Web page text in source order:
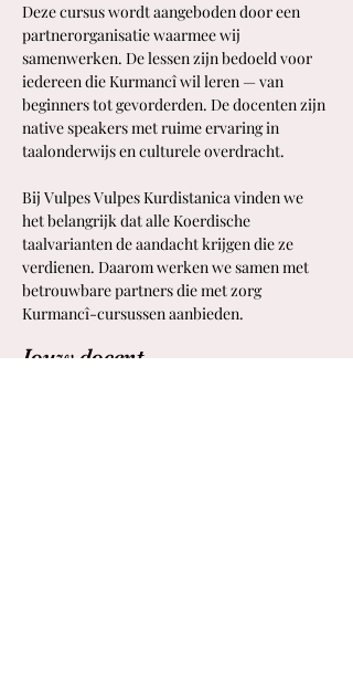
Deze cursus wordt aangeboden door een
partnerorganisatie waarmee wij
samenwerken. De lessen zijn bedoeld voor
iedereen die Kurmancî wil leren — van
beginners tot gevorderden. De docenten zijn
native speakers met ruime ervaring in
taalonderwijs en culturele overdracht.
Bij Vulpes Vulpes Kurdistanica vinden we
het belangrijk dat alle Koerdische
taalvarianten de aandacht krijgen die ze
verdienen. Daarom werken we samen met
betrouwbare partners die met zorg
Kurmancî-cursussen aanbieden.
Jouw docent